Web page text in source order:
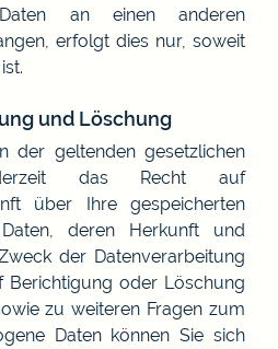
an einen anderen
erfolgt dies nur, soweit
und Löschung
der geltenden gesetzlichen
das Recht auf
über Ihre gespeicherten
Daten, deren Herkunft und
der Datenverarbeitung
Berichtigung oder Löschung
zu weiteren Fragen zum
Daten können Sie sich